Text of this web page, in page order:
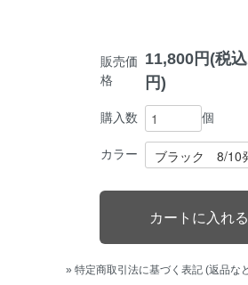
販売価
格
11,800円(税
円)
購入数 個
カラー
» 特定商取引法に基づく表記 (返品な